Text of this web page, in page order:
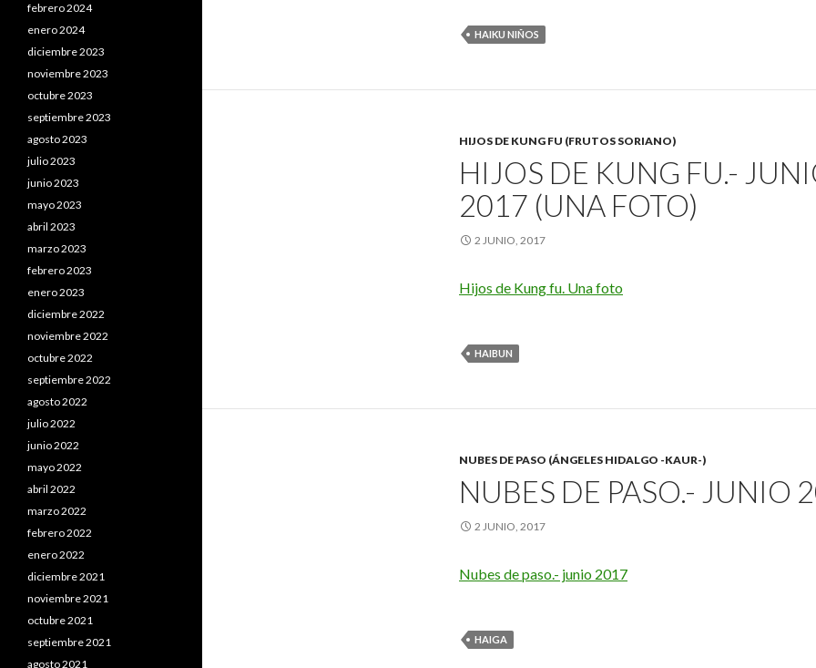
HAIKU NIÑOS
HIJOS DE KUNG FU (FRUTOS SORIANO)
HIJOS DE KUNG FU.-
2017 (UNA FOTO)
2 JUNIO, 2017
Hijos de Kung fu. Una foto
HAIBUN
NUBES DE PASO (ÁNGELES HIDALGO -KAUR-)
NUBES DE PASO.- JUNIO
2 JUNIO, 2017
Nubes de paso.- junio 2017
HAIGA
febrero 2024
enero 2024
diciembre 2023
noviembre 2023
octubre 2023
septiembre 2023
agosto 2023
julio 2023
junio 2023
mayo 2023
abril 2023
marzo 2023
febrero 2023
enero 2023
diciembre 2022
noviembre 2022
octubre 2022
septiembre 2022
agosto 2022
julio 2022
junio 2022
mayo 2022
abril 2022
marzo 2022
febrero 2022
enero 2022
diciembre 2021
noviembre 2021
octubre 2021
septiembre 2021
agosto 2021